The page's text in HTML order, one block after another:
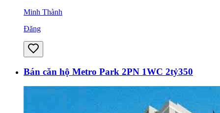
Minh Thành
Đăng
Bán căn hộ Metro Park 2PN 1WC 2tỷ350